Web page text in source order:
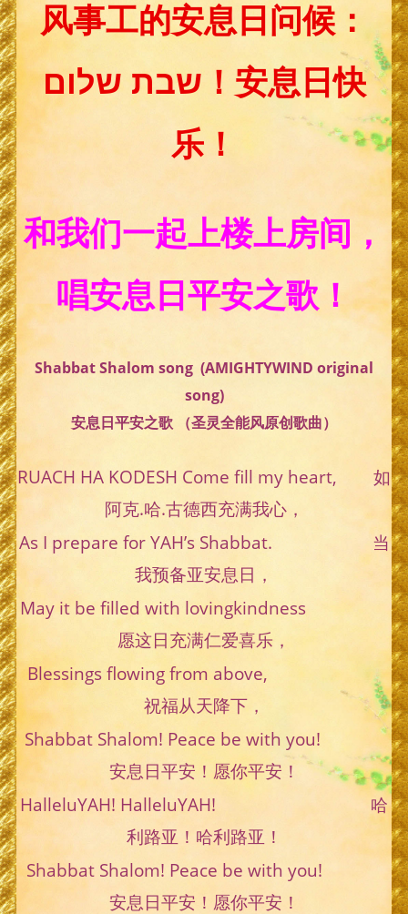
风事工的安息日问候：
שבת שלום！安息日快
乐！
和我们一起上楼上房间，
唱安息日平安之歌！
Shabbat Shalom song (AMIGHTYWIND original
song)
安息日平安之歌 （圣灵全能风原创歌曲）
RUACH HA KODESH Come fill my heart, 如
阿克.哈.古德西充满我心，
As I prepare for YAH’s Shabbat. 当
我预备亚安息日，
May it be filled with lovingkindness
愿这日充满仁爱喜乐，
Blessings flowing from above,
祝福从天降下，
Shabbat Shalom! Peace be with you!
安息日平安！愿你平安！
HalleluYAH! HalleluYAH! 哈
利路亚！哈利路亚！
Shabbat Shalom! Peace be with you!
安息日平安！愿你平安！